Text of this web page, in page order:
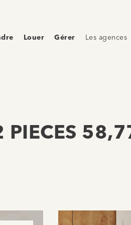
Louer Gérer Les agences
PIECES